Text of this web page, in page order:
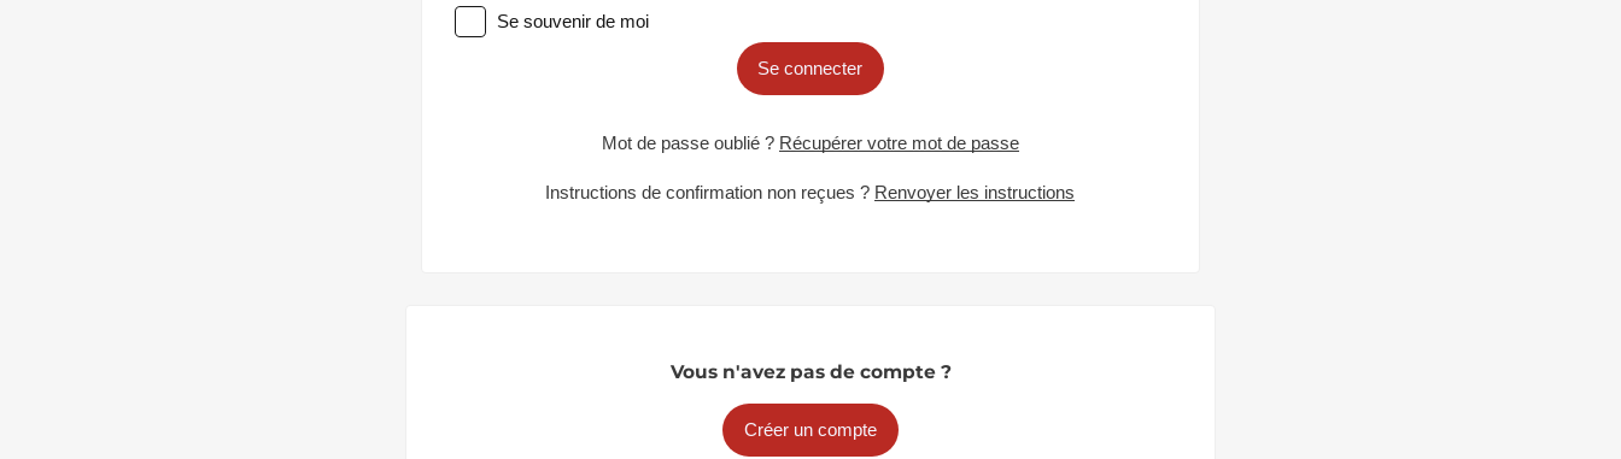
Se souvenir de moi
Se connecter
Mot de passe oublié ? Récupérer votre mot de passe
Instructions de confirmation non reçues ? Renvoyer les instructions
Vous n'avez pas de compte ?
Créer un compte